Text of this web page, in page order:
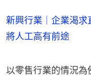
新興行業｜企業渴
將人工高有前途
以零售行業的情況為